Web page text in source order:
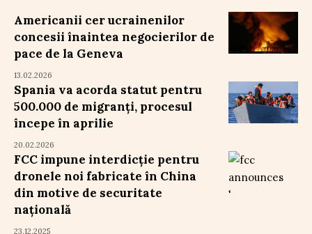
Americanii cer ucrainenilor
concesii înaintea negocierilor de
pace de la Geneva
13.02.2026
Spania va acorda statut pentru
500.000 de migranți, procesul
începe în aprilie
20.02.2026
FCC impune interdicție pentru
dronele noi fabricate în China
din motive de securitate
națională
23.12.2025